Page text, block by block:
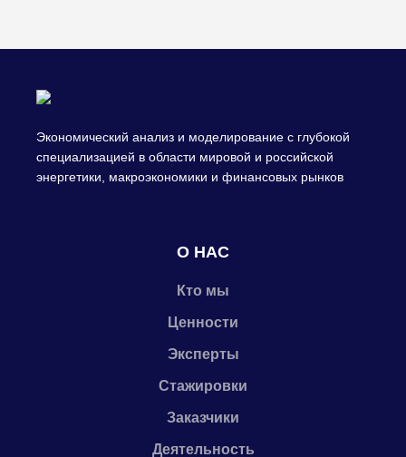
Экономический анализ и моделирование с глубокой
специализацией в области мировой и российской
энергетики, макроэкономики и финансовых рынков
О НАС
Кто мы
Ценности
Эксперты
Стажировки
Заказчики
Деятельность